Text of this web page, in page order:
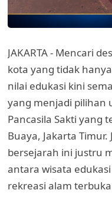
JAKARTA - Mencari
kota yang tidak
nilai edukasi kini
yang menjadi pilihan
Pancasila Sakti yang
Buaya, Jakarta
bersejarah ini justru
antara wisata
rekreasi alam